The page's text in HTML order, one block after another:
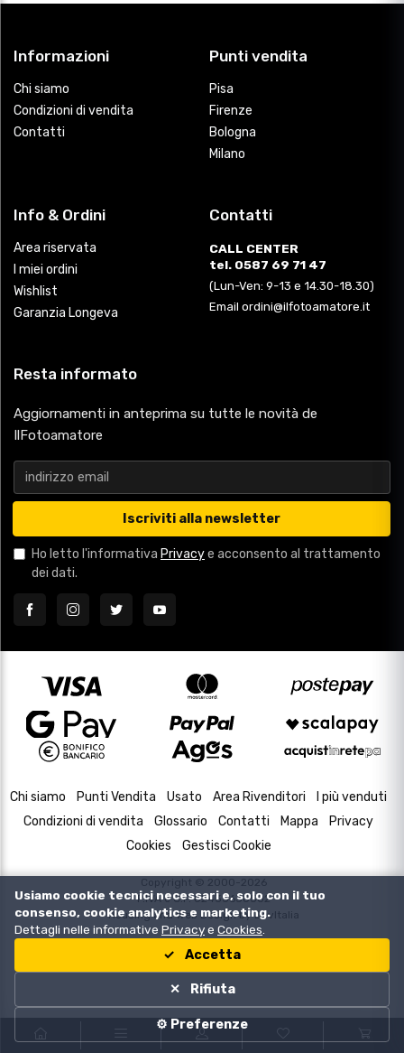
Informazioni
Chi siamo
Condizioni di vendita
Contatti
Punti vendita
Pisa
Firenze
Bologna
Milano
Info & Ordini
Area riservata
I miei ordini
Wishlist
Garanzia Longeva
Contatti
CALL CENTER
tel. 0587 69 71 47
(Lun-Ven: 9-13 e 14.30-18.30)
Email ordini@ilfotoamatore.it
Resta informato
Aggiornamenti in anteprima su tutte le novità de
IlFotoamatore
Iscriviti alla newsletter
Ho letto l'informativa Privacye acconsento al trattamento
dei dati.
Chi siamo Punti Vendita Usato Area Rivenditori
I più venduti
Condizioni di vendita
Glossario Contatti Mappa
Privacy
Cookies
Gestisci Cookie
Copyright © 2000-2026
P.IVA e C.F. 02433630502
Housing and Web Design byDevItalia
Usiamo cookie tecnici necessari e, solo con il tuo
consenso, cookie analytics e marketing.
Dettagli nelle informative Privacye Cookies
Accetta
Rifiuta
⚙️ Preferenze